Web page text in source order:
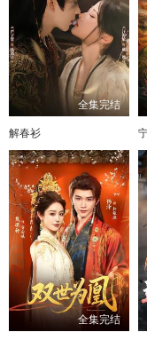
全集完结
解春衫
全集完结